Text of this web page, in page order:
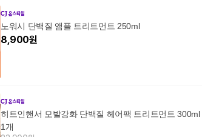
노워시 단백질 앰플 트리트먼트 250ml
8,900원
히트인핸서 모발강화 단백질 헤어팩 트리트먼트 300ml
1개